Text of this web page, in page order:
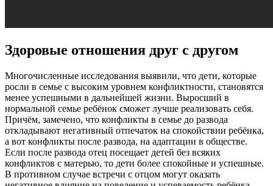
Здоровые отношения друг с другом
Многочисленные исследования выявили, что дети, которые
росли в семье с высоким уровнем конфликтности, становятся
менее успешными в дальнейшей жизни. Выросший в
нормальной семье ребёнок сможет лучше реализовать себя.
Причём, замечено, что конфликты в семье до развода
откладывают негативный отпечаток на спокойствии ребёнка,
а вот конфликты после развода, на адаптации в обществе.
Если после развода отец посещает детей без всяких
конфликтов с матерью, то дети более спокойные и успешные.
В противном случае встречи с отцом могут оказать